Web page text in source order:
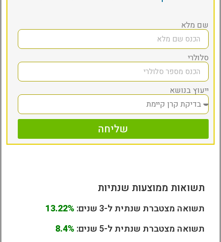
שם מלא
סלולרי
ייעוץ בנושא
שליחה
תשואות ממוצעות שנתיות
תשואה מצטברת שנתית ל-3 שנים:
13.22%
תשואה מצטברת שנתית ל-5 שנים:
8.4%